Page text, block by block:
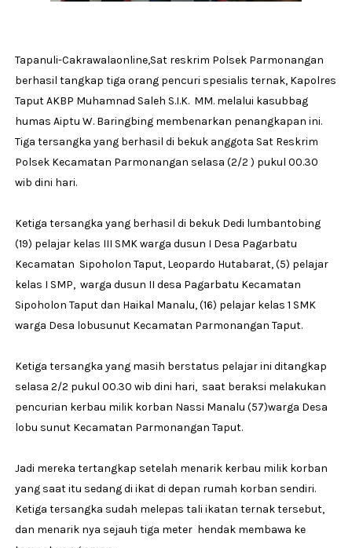
Tapanuli-Cakrawalaonline,Sat reskrim Polsek Parmonangan
berhasil tangkap tiga orang pencuri spesialis ternak, Kapolres
Taput AKBP Muhamnad Saleh S.I.K. MM. melalui kasubbag
humas Aiptu W. Baringbing membenarkan penangkapan ini.
Tiga tersangka yang berhasil di bekuk anggota Sat Reskrim
Polsek Kecamatan Parmonangan selasa (2/2 ) pukul 00.30
wib dini hari.
Ketiga tersangka yang berhasil di bekuk Dedi lumbantobing
(19) pelajar kelas III SMK warga dusun I Desa Pagarbatu
Kecamatan Sipoholon Taput, Leopardo Hutabarat, (5) pelajar
kelas I SMP, warga dusun II desa Pagarbatu Kecamatan
Sipoholon Taput dan Haikal Manalu, (16) pelajar kelas 1 SMK
warga Desa lobusunut Kecamatan Parmonangan Taput.
Ketiga tersangka yang masih berstatus pelajar ini ditangkap
selasa 2/2 pukul 00.30 wib dini hari, saat beraksi melakukan
pencurian kerbau milik korban Nassi Manalu (57)warga Desa
lobu sunut Kecamatan Parmonangan Taput.
Jadi mereka tertangkap setelah menarik kerbau milik korban
yang saat itu sedang di ikat di depan rumah korban sendiri.
Ketiga tersangka sudah melepas tali ikatan ternak tersebut,
dan menarik nya sejauh tiga meter hendak membawa ke